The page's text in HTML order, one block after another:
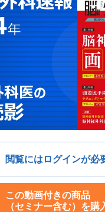
閲覧にはログインが必
この動画付きの商品
（セミナー含む）を購